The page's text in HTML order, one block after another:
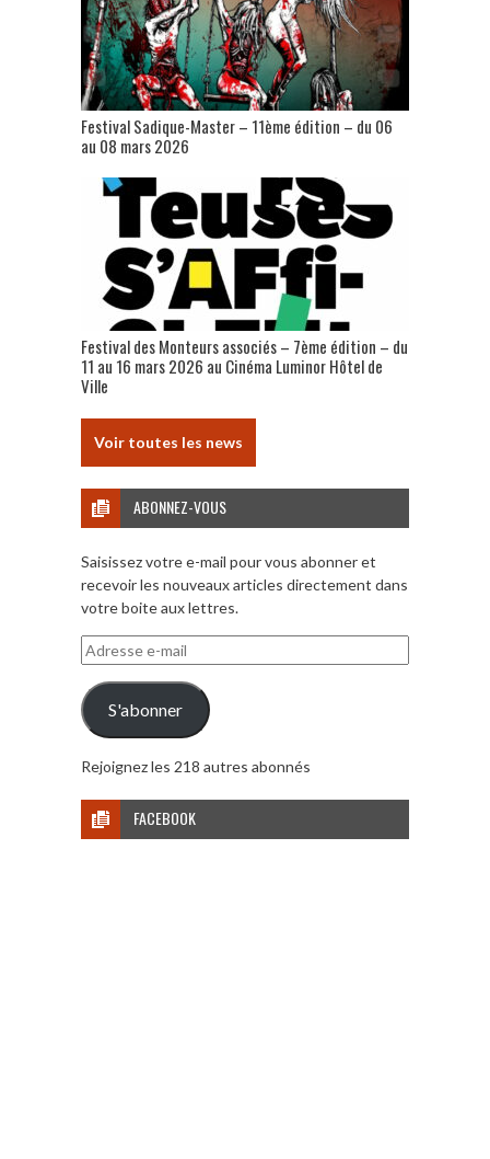
Festival Sadique-Master – 11ème édition – du 06
au 08 mars 2026
Festival des Monteurs associés – 7ème édition – du
11 au 16 mars 2026 au Cinéma Luminor Hôtel de
Ville
Voir toutes les news
ABONNEZ-VOUS
Saisissez votre e-mail pour vous abonner et
recevoir les nouveaux articles directement dans
votre boite aux lettres.
Adresse
e-
mail
S'abonner
Rejoignez les 218 autres abonnés
FACEBOOK